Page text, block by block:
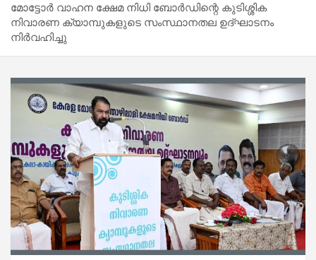
മോട്ടോർ വാഹന ക്ഷേമ നിധി ബോർഡിന്റെ കുടിശ്ശിക
നിവാരണ ക്യാമ്പുകളുടെ സംസ്ഥാനതല ഉദ്ഘാടനം
നിർവഹിച്ചു